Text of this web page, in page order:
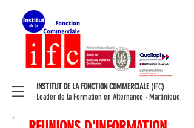
INSTITUT DE LA FONCTION COMMERCIALE (IFC)
Leader de la Formation en Alternance - Martinique